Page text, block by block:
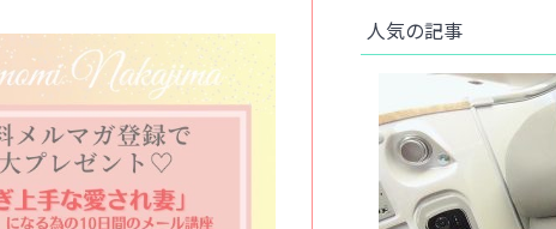
人気の記事